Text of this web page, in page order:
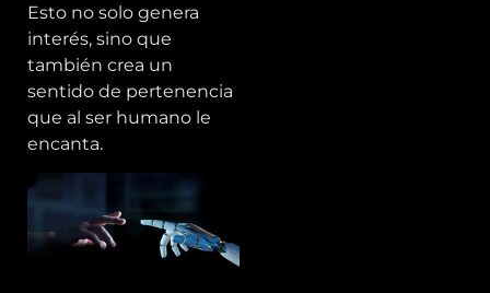
Esto no solo genera
interés, sino que
también crea un
sentido de pertenencia
que al ser humano le
encanta.